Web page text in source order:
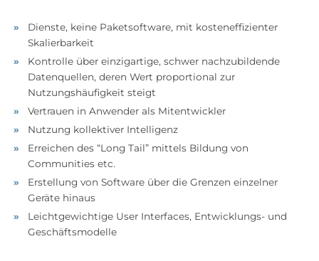
Dienste, keine Paketsoftware, mit kosteneffizienter
Skalierbarkeit
Kontrolle über einzigartige, schwer nachzubildende
Datenquellen, deren Wert proportional zur
Nutzungshäufigkeit steigt
Vertrauen in Anwender als Mitentwickler
Nutzung kollektiver Intelligenz
Erreichen des “Long Tail” mittels Bildung von
Communities etc.
Erstellung von Software über die Grenzen einzelner
Geräte hinaus
Leichtgewichtige User Interfaces, Entwicklungs- und
Geschäftsmodelle